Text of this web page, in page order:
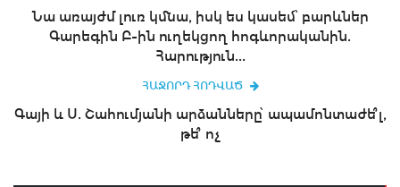
Նա առայժմ լուռ կմնա, իսկ ես կասեմ՝ բարևներ
Գարեգին Բ-ին ուղեկցող հոգևորականին.
Հարություն...
ՀԱՋՈՐԴ ՀՈԴՎԱԾ
Գայի և Ս. Շահումյանի արձանները՝ ապամոնտաժե՞լ,
թե՞ ոչ